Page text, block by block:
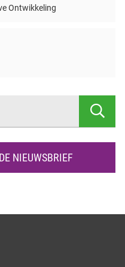
Ontwikkeling
E
E
NIEUWSBRIEF